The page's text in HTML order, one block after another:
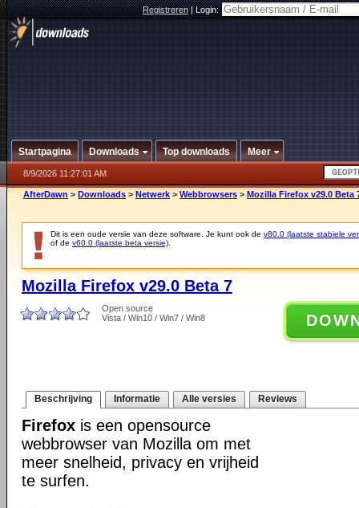
Registreren|Login:
Startpagina Downloads Top downloads Meer
8/9/2026 11:27:01 AM
AfterDawn > Downloads > Netwerk > Webbrowsers > Mozilla Firefox v29.0 Beta
Dit is een oude versie van deze software. Je kunt ook de v80.0 (laatste stabiele
of de v60.0 (laatste beta versie)
Mozilla Firefox v29.0 Beta 7
Open source
Vista / Win10 / Win7 / Win8
Beschrijving Informatie Alle versies Reviews
Firefox is een opensource
webbrowser van Mozilla om met
meer snelheid, privacy en vrijheid
te surfen.